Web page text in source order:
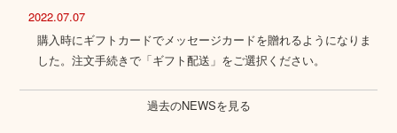
2022.07.07
購入時にギフトカードでメッセージカードを贈れるようになりま
した。注文手続きで「ギフト配送」をご選択ください。
過去のNEWSを見る